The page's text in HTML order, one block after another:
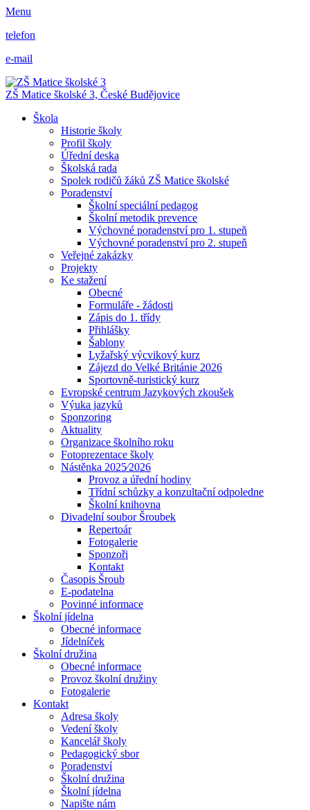
Menu
telefon
e-mail
ZŠ Matice školské 3, České Budějovice
Škola
Historie školy
Profil školy
Úřední deska
Školská rada
Spolek rodičů žáků ZŠ Matice školské
Poradenství
Školní speciální pedagog
Školní metodik prevence
Výchovné poradenství pro 1. stupeň
Výchovné poradenství pro 2. stupeň
Veřejné zakázky
Projekty
Ke stažení
Obecné
Formuláře - žádosti
Zápis do 1. třídy
Přihlášky
Šablony
Lyžařský výcvikový kurz
Zájezd do Velké Británie 2026
Sportovně-turistický kurz
Evropské centrum Jazykových zkoušek
Výuka jazyků
Sponzoring
Aktuality
Organizace školního roku
Fotoprezentace školy
Nástěnka 2025⁄2026
Provoz a úřední hodiny
Třídní schůzky a konzultační odpoledne
Školní knihovna
Divadelní soubor Šroubek
Repertoár
Fotogalerie
Sponzoři
Kontakt
Časopis Šroub
E-podatelna
Povinné informace
Školní jídelna
Obecné informace
Jídelníček
Školní družina
Obecné informace
Provoz školní družiny
Fotogalerie
Kontakt
Adresa školy
Vedení školy
Kancelář školy
Pedagogický sbor
Poradenství
Školní družina
Školní jídelna
Napište nám